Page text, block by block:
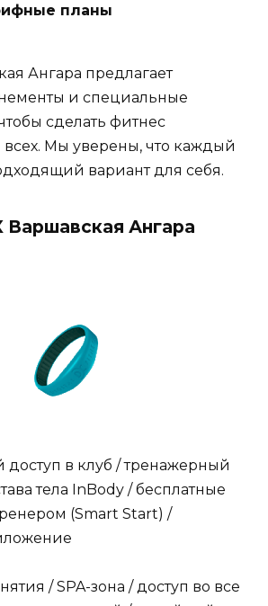
планы
Ангара предлагает
и специальные
сделать фитнес
Мы уверены, что каждый
вариант для себя.
Ангара
доступ в клуб / тренажерный
тела InBody / бесплатные
(Smart Start) /
/ SPA-зона / доступ во все